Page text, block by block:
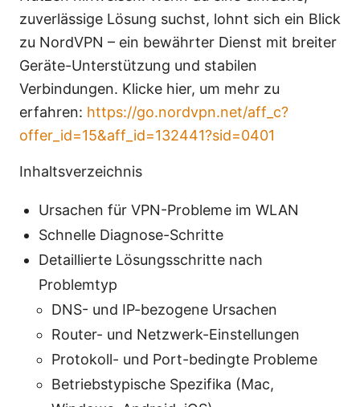
zuverlässige Lösung suchst, lohnt sich ein Blick
zu NordVPN – ein bewährter Dienst mit breiter
Geräte-Unterstützung und stabilen
Verbindungen. Klicke hier, um mehr zu
erfahren: https://go.nordvpn.net/aff_c?
offer_id=15&aff_id=132441?sid=0401
Inhaltsverzeichnis
Ursachen für VPN-Probleme im WLAN
Schnelle Diagnose-Schritte
Detaillierte Lösungsschritte nach
Problemtyp
DNS- und IP-bezogene Ursachen
Router- und Netzwerk-Einstellungen
Protokoll- und Port-bedingte Probleme
Betriebstypische Spezifika (Mac,